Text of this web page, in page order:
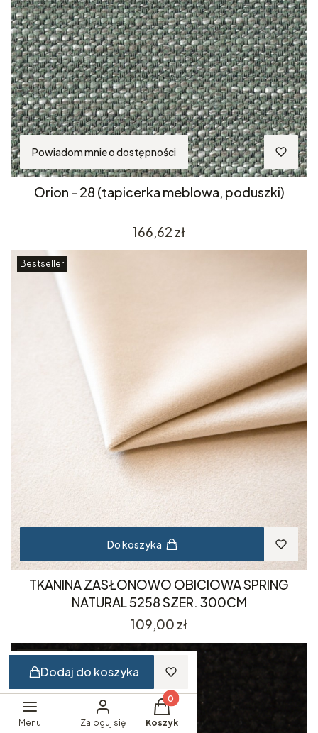
Powiadom mnie o dostępności
Orion - 28 (tapicerka meblowa, poduszki)
Cena
166,62 zł
Bestseller
Do koszyka
TKANINA ZASŁONOWO OBICIOWA SPRING
NATURAL 5258 SZER. 300CM
Cena
109,00 zł
Bestseller
Dodaj do koszyka
Menu Zaloguj się
Produkty w koszyku: 0. Zobacz
Koszyk